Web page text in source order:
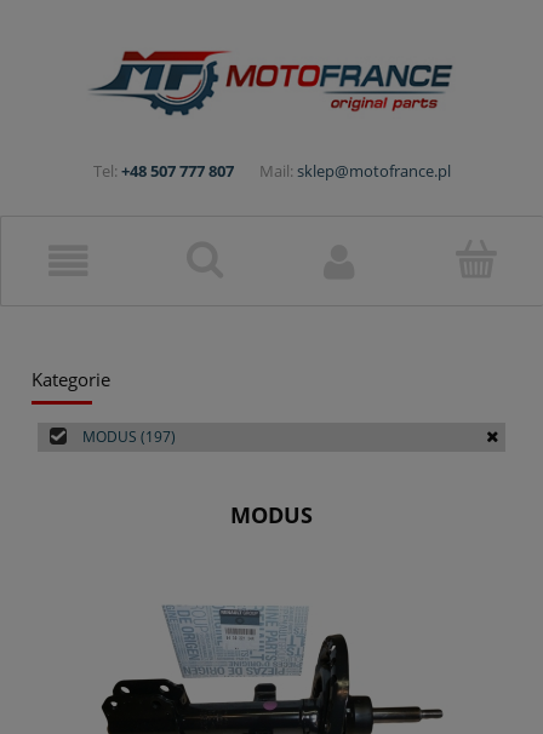
Tel: +48 507 777 807 Mail: sklep@motofrance.pl
Kategorie
MODUS (197)
MODUS